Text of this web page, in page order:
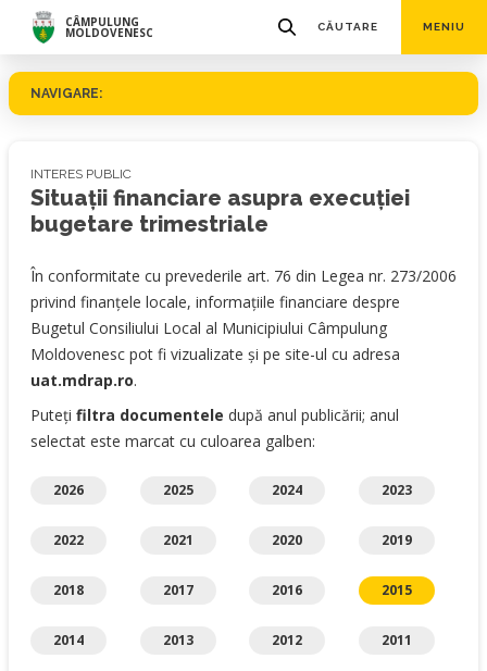
CÂMPULUNG
MOLDOVENESC CĂUTARE MENIU
NAVIGARE:
INTERES PUBLIC
Situaţii financiare asupra execuției
bugetare trimestriale
În conformitate cu prevederile art. 76 din Legea nr. 273/2006
privind finanţele locale, informaţiile financiare despre
Bugetul Consiliului Local al Municipiului Câmpulung
Moldovenesc pot fi vizualizate şi pe site-ul cu adresa
uat.mdrap.ro.
Puteți filtra documentele după anul publicării; anul
selectat este marcat cu culoarea galben:
2026 2025 2024 2023
2022 2021 2020 2019
2018 2017 2016 2015
2014 2013 2012 2011